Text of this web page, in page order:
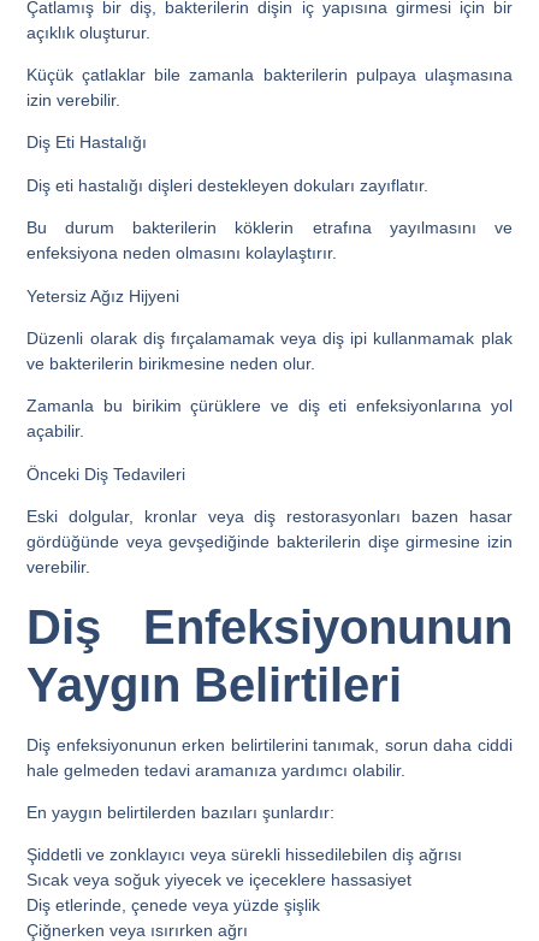
Çatlamış bir diş, bakterilerin dişin iç yapısına girmesi için bir
açıklık oluşturur.
Küçük çatlaklar bile zamanla bakterilerin pulpaya ulaşmasına
izin verebilir.
Diş Eti Hastalığı
Diş eti hastalığı dişleri destekleyen dokuları zayıflatır.
Bu durum bakterilerin köklerin etrafına yayılmasını ve
enfeksiyona neden olmasını kolaylaştırır.
Yetersiz Ağız Hijyeni
Düzenli olarak diş fırçalamamak veya diş ipi kullanmamak plak
ve bakterilerin birikmesine neden olur.
Zamanla bu birikim çürüklere ve diş eti enfeksiyonlarına yol
açabilir.
Önceki Diş Tedavileri
Eski dolgular, kronlar veya diş restorasyonları bazen hasar
gördüğünde veya gevşediğinde bakterilerin dişe girmesine izin
verebilir.
Diş Enfeksiyonunun
Yaygın Belirtileri
Diş enfeksiyonunun erken belirtilerini tanımak, sorun daha ciddi
hale gelmeden tedavi aramanıza yardımcı olabilir.
En yaygın belirtilerden bazıları şunlardır:
Şiddetli ve zonklayıcı veya sürekli hissedilebilen diş ağrısı
Sıcak veya soğuk yiyecek ve içeceklere hassasiyet
Diş etlerinde, çenede veya yüzde şişlik
Çiğnerken veya ısırırken ağrı